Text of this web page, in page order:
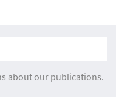
about our publications.